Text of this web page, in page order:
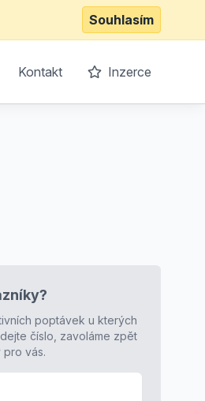
Souhlasím
Kontakt Inzerce
poptávek u kterých
číslo, zavoláme zpět
pro vás.